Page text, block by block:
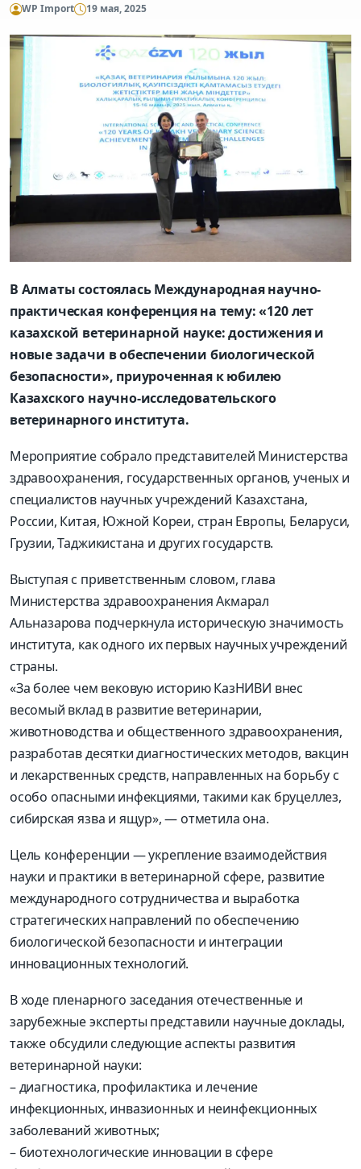
WP Import 19 мая, 2025
В Алматы состоялась Международная научно-
практическая конференция на тему: «120 лет
казахской ветеринарной науке: достижения и
новые задачи в обеспечении биологической
безопасности», приуроченная к юбилею
Казахского научно-исследовательского
ветеринарного института.
Мероприятие собрало представителей Министерства
здравоохранения, государственных органов, ученых и
специалистов научных учреждений Казахстана,
России, Китая, Южной Кореи, стран Европы, Беларуси,
Грузии, Таджикистана и других государств.
Выступая с приветственным словом, глава
Министерства здравоохранения Акмарал
Альназарова подчеркнула историческую значимость
института, как одного их первых научных учреждений
страны.
«За более чем вековую историю КазНИВИ внес
весомый вклад в развитие ветеринарии,
животноводства и общественного здравоохранения,
разработав десятки диагностических методов, вакцин
и лекарственных средств, направленных на борьбу с
особо опасными инфекциями, такими как бруцеллез,
сибирская язва и ящур», — отметила она.
Цель конференции — укрепление взаимодействия
науки и практики в ветеринарной сфере, развитие
международного сотрудничества и выработка
стратегических направлений по обеспечению
биологической безопасности и интеграции
инновационных технологий.
В ходе пленарного заседания отечественные и
зарубежные эксперты представили научные доклады,
также обсудили следующие аспекты развития
ветеринарной науки:
– диагностика, профилактика и лечение
инфекционных, инвазионных и неинфекционных
заболеваний животных;
– биотехнологические инновации в сфере